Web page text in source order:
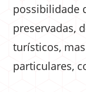
possibilidade
preservadas,
turísticos,
particulares,